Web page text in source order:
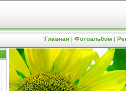
Главная| Фотоальбом|